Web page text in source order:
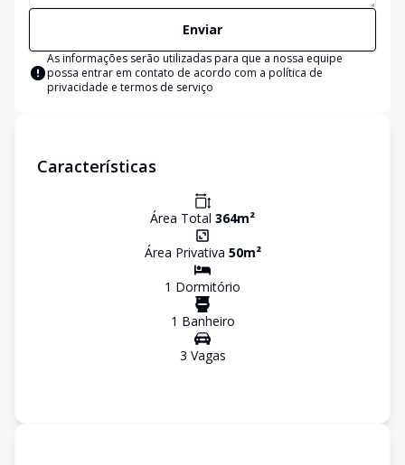
Enviar
As informações serão utilizadas para que a nossa equipe
possa entrar em contato de acordo com a política de
privacidade e termos de serviço
Características
Área Total 364m²
Área Privativa 50m²
1 Dormitório
1 Banheiro
3 Vagas